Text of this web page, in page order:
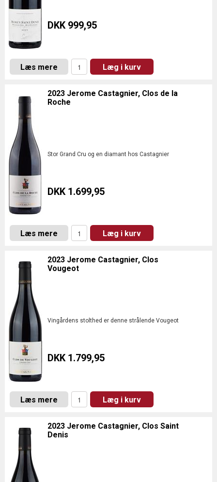
DKK 999,95
Læs mere Læg i kurv
2023 Jerome Castagnier, Clos de la
Roche
Stor Grand Cru og en diamant hos Castagnier
DKK 1.699,95
Læs mere Læg i kurv
2023 Jerome Castagnier, Clos
Vougeot
Vingårdens stolthed er denne strålende Vougeot
DKK 1.799,95
Læs mere Læg i kurv
2023 Jerome Castagnier, Clos Saint
Denis